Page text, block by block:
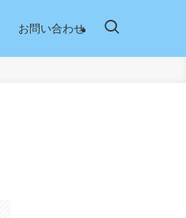
お問い合わせ